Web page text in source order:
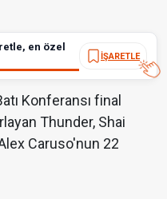
en özel
İŞARETLE
Konferansı final
Thunder, Shai
Caruso'nun 22